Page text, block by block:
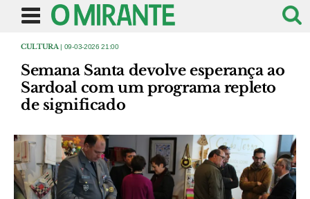
CULTURA | 09-03-2026 21:00
Semana Santa devolve esperança ao
Sardoal com um programa repleto
de significado